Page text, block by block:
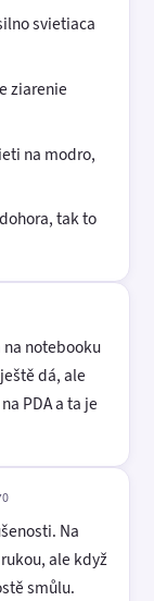
svietiaca
ziarenie
na modro,
tak to
notebooku
dá, ale
PDA a ta je
Na
ale když
smůlu.